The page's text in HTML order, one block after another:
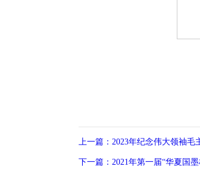
上一篇：2023年纪念伟大领袖毛
下一篇：2021年第一届“华夏国